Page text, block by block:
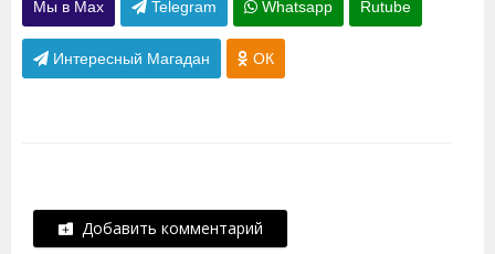
Мы в Max Telegram Whatsapp Rutube
Интересный Магадан ОК
Добавить комментарий